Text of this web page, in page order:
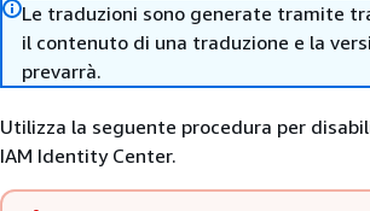
Le traduzioni sono generate tramite
il contenuto di una traduzione e la
prevarrà.
Utilizza la seguente procedura per
IAM Identity Center.